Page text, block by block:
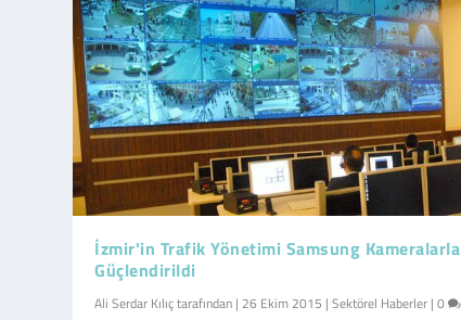
İzmir'in Trafik Yönetimi Samsung Kameralarla
Güçlendirildi
Ali Serdar Kılıçtarafından | 26 Ekim 2015 |Sektörel Haberler |0